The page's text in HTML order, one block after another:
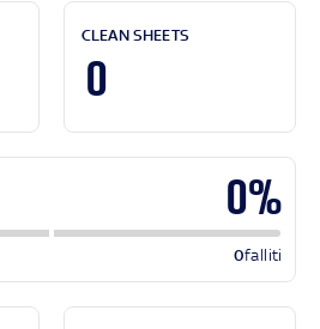
CLEAN SHEETS
0
0%
0falliti